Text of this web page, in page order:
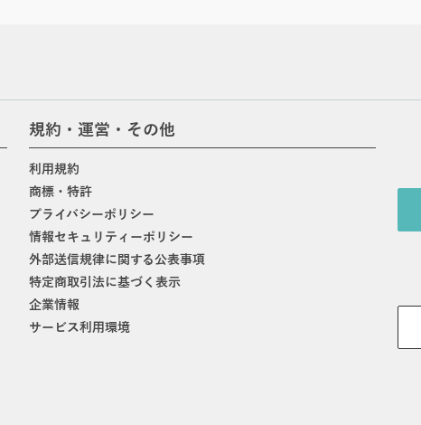
規約・運営・その他
利用規約
商標・特許
プライバシーポリシー
情報セキュリティーポリシー
外部送信規律に関する公表事項
特定商取引法に基づく表示
企業情報
サービス利用環境